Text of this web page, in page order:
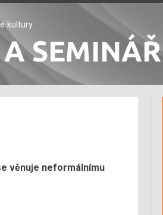
kultury
věnuje neformálnímu